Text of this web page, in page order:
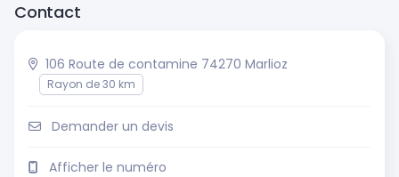
Contact
106 Route de contamine 74270 Marlioz
Rayon de 30 km
Demander un devis
Afficher le numéro